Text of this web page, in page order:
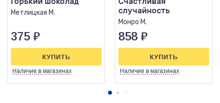
Метлицкая М.
375 ₽
Наличие в магазинах
КУПИТЬ
случайность
Монро М.
858 ₽
Наличие в магазинах
КУПИТЬ